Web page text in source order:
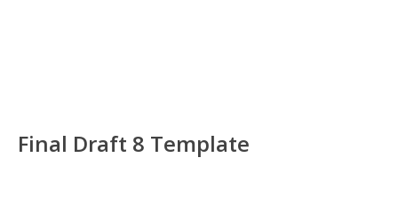
Final Draft 8 Template